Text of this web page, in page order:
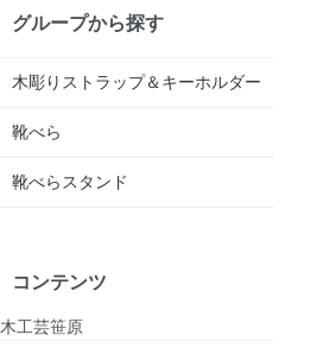
グループから探す
木彫りストラップ＆キーホルダー
靴べら
靴べらスタンド
コンテンツ
木工芸笹原